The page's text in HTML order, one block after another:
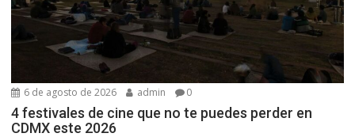
6 de agosto de 2026 admin 0
4 festivales de cine que no te puedes perder en
CDMX este 2026